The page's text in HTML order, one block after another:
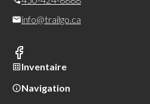
info@trailgo.ca
Inventaire
Navigation